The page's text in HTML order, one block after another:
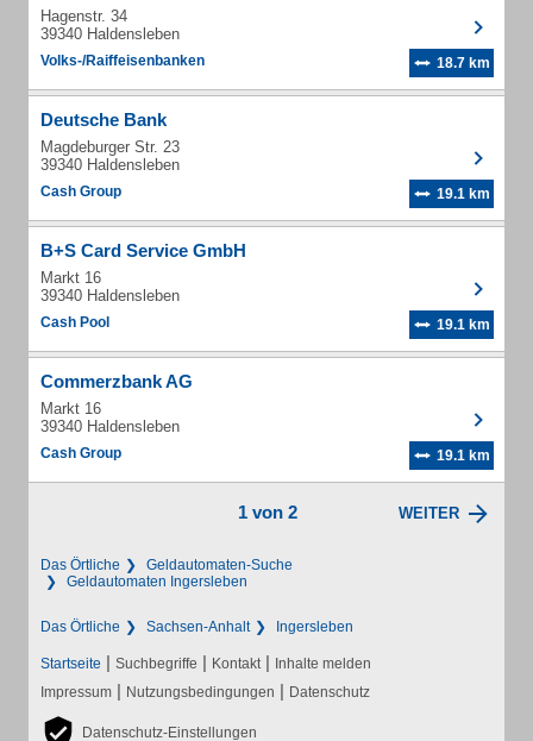
Hagenstr. 34
39340 Haldensleben
Volks-/Raiffeisenbanken 18.7 km
Deutsche Bank
Magdeburger Str. 23
39340 Haldensleben
Cash Group 19.1 km
B+S Card Service GmbH
Markt 16
39340 Haldensleben
Cash Pool 19.1 km
Commerzbank AG
Markt 16
39340 Haldensleben
Cash Group 19.1 km
1 von 2 WEITER
Das Örtliche
Geldautomaten-Suche
Geldautomaten Ingersleben
Das Örtliche Sachsen-Anhalt Ingersleben
Startseite | Suchbegriffe | Kontakt | Inhalte melden
Impressum | Nutzungsbedingungen | Datenschutz
Datenschutz-Einstellungen